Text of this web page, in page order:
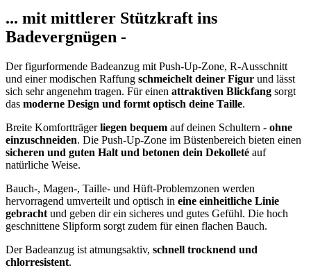
... mit mittlerer Stützkraft ins
Badevergnügen -
Der figurformende Badeanzug mit Push-Up-Zone, R-Ausschnitt
und einer modischen Raffung schmeichelt deiner Figur und lässt
sich sehr angenehm tragen. Für einen attraktiven Blickfang sorgt
das moderne Design und formt optisch deine Taille.
Breite Komfortträgerliegen bequem auf deinen Schultern - ohne
einzuschneiden. Die Push-Up-Zone im Büstenbereich bieten einen
sicheren und guten Halt und betonen dein Dekolleté auf
natürliche Weise.
Bauch-, Magen-, Taille- und Hüft-Problemzonen werden
hervorragend umverteilt und optisch in eine einheitliche Linie
gebracht und geben dir ein sicheres und gutes Gefühl. Die hoch
geschnittene Slipform sorgt zudem für einen flachen Bauch.
Der Badeanzug ist atmungsaktiv, schnell trocknend und
chlorresistent.